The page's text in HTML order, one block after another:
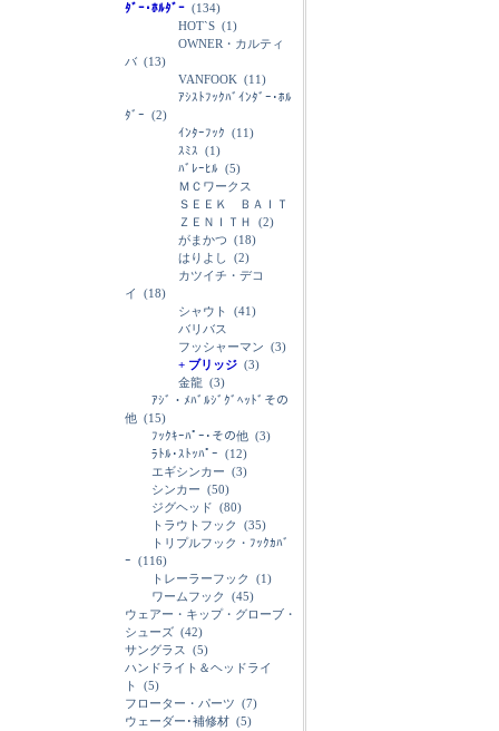
ﾀﾞｰ･ﾎﾙﾀﾞｰ (134)
HOT`S (1)
OWNER・カルティ
バ (13)
VANFOOK (11)
ｱｼｽﾄﾌｯｸﾊﾞｲﾝﾀﾞｰ･ﾎﾙ
ﾀﾞｰ (2)
ｲﾝﾀｰﾌｯｸ (11)
ｽﾐｽ (1)
ﾊﾞﾚｰﾋﾙ (5)
ＭＣワークス
ＳＥＥＫ ＢＡＩＴ
ＺＥＮＩＴＨ
(2)
がまかつ (18)
はりよし
(2)
カツイチ・デコ
イ
(18)
シャウト
(41)
バリバス
フッシャーマン (3)
+ ブリッジ (3)
金龍 (3)
ｱｼﾞ・ﾒﾊﾞﾙｼﾞｸﾞﾍｯﾄﾞその
他 (15)
ﾌｯｸｷｰﾊﾟｰ･その他 (3)
ﾗﾄﾙ･ｽﾄｯﾊﾟｰ (12)
エギシンカー (3)
シンカー (50)
ジグヘッド (80)
トラウトフック
(35)
トリプルフック・ﾌｯｸｶﾊﾞ
ｰ (116)
トレーラーフック
(1)
ワームフック
(45)
ウェアー・キップ・グローブ・
シューズ (42)
サングラス
(5)
ハンドライト＆ヘッドライ
ト
(5)
フローター・パーツ (7)
ウェーダー･補修材 (5)